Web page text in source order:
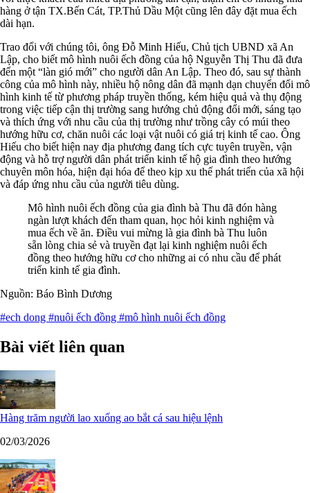
hàng ở tận TX.Bến Cát, TP.Thủ Dầu Một cũng lên đây đặt mua ếch
dài hạn.
Trao đổi với chúng tôi, ông Đỗ Minh Hiếu, Chủ tịch UBND xã An
Lập, cho biết mô hình nuôi ếch đồng của hộ Nguyễn Thị Thu đã đưa
đến một “làn gió mới” cho người dân An Lập. Theo đó, sau sự thành
công của mô hình này, nhiều hộ nông dân đã mạnh dạn chuyển đổi mô
hình kinh tế từ phương pháp truyền thống, kém hiệu quả và thụ động
trong việc tiếp cận thị trường sang hướng chủ động đổi mới, sáng tạo
và thích ứng với nhu cầu của thị trường như trồng cây có múi theo
hướng hữu cơ, chăn nuôi các loại vật nuôi có giá trị kinh tế cao. Ông
Hiếu cho biết hiện nay địa phương đang tích cực tuyên truyền, vận
động và hỗ trợ người dân phát triển kinh tế hộ gia đình theo hướng
chuyên môn hóa, hiện đại hóa để theo kịp xu thế phát triển của xã hội
và đáp ứng nhu cầu của người tiêu dùng.
Mô hình nuôi ếch đồng của gia đình bà Thu đã đón hàng
ngàn lượt khách đến tham quan, học hỏi kinh nghiệm và
mua ếch về ăn. Điều vui mừng là gia đình bà Thu luôn
sẵn lòng chia sẻ và truyền đạt lại kinh nghiệm nuôi ếch
đồng theo hướng hữu cơ cho những ai có nhu cầu để phát
triển kinh tế gia đình.
Nguồn: Báo Bình Dương
#ech dong #nuôi ếch đồng #mô hình nuôi ếch đồng
Bài viết liên quan
Hàng trăm người lao xuống ao bắt cá sau hiệu lệnh
02/03/2026